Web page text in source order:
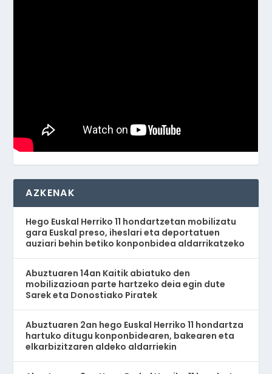
AZKENAK
Hego Euskal Herriko 11 hondartzetan mobilizatu
gara Euskal preso, iheslari eta deportatuen
auziari behin betiko konponbidea aldarrikatzeko
Abuztuaren 14an Kaitik abiatuko den
mobilizazioan parte hartzeko deia egin dute
Sarek eta Donostiako Piratek
Abuztuaren 2an hego Euskal Herriko 11 hondartza
hartuko ditugu konponbidearen, bakearen eta
elkarbizitzaren aldeko aldarriekin